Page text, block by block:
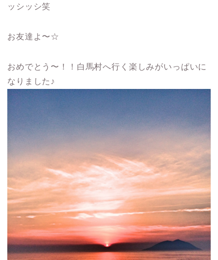
ッシッシ笑
お友達よ〜☆
おめでとう〜！！白馬村へ行く楽しみがいっぱいに
なりました♪